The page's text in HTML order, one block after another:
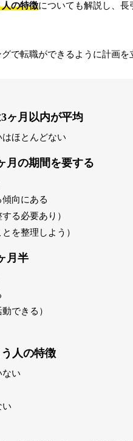
の特徴についても解説し、長
で転職ができるように計画を
ヶ月以内が平均
ほとんどない
月の期間を要する
向にある
る必要あり）
を整理しよう）
月半
できる）
人の特徴
ない
い